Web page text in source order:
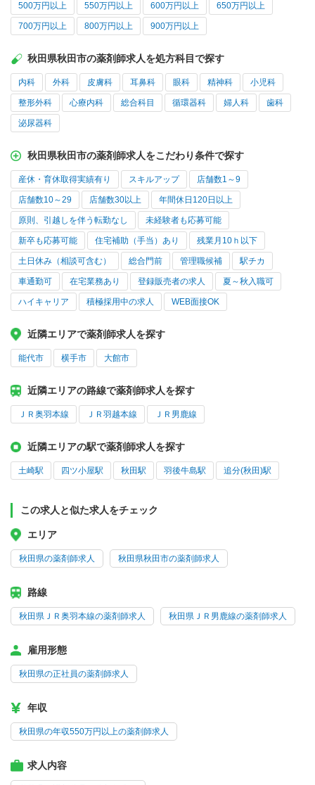
500万円以上 550万円以上 600万円以上 650万円以上
700万円以上 800万円以上 900万円以上
秋田県秋田市の薬剤師求人を処方科目で探す
内科 外科 皮膚科 耳鼻科 眼科 精神科 小児科
整形外科 心療内科 総合科目 循環器科 婦人科 歯科
泌尿器科
秋田県秋田市の薬剤師求人をこだわり条件で探す
産休・育休取得実績有り スキルアップ 店舗数1～9
店舗数10～29 店舗数30以上 年間休日120日以上
原則、引越しを伴う転勤なし 未経験者も応募可能
新卒も応募可能 住宅補助（手当）あり 残業月10ｈ以下
土日休み（相談可含む） 総合門前 管理職候補 駅チカ
車通勤可 在宅業務あり 登録販売者の求人 夏～秋入職可
ハイキャリア 積極採用中の求人 WEB面接OK
近隣エリアで薬剤師求人を探す
能代市 横手市 大館市
近隣エリアの路線で薬剤師求人を探す
ＪＲ奥羽本線 ＪＲ羽越本線 ＪＲ男鹿線
近隣エリアの駅で薬剤師求人を探す
土崎駅 四ツ小屋駅 秋田駅 羽後牛島駅 追分(秋田)駅
この求人と似た求人をチェック
エリア
秋田県の薬剤師求人 秋田県秋田市の薬剤師求人
路線
秋田県ＪＲ奥羽本線の薬剤師求人 秋田県ＪＲ男鹿線の薬剤師求人
雇用形態
秋田県の正社員の薬剤師求人
年収
秋田県の年収550万円以上の薬剤師求人
求人内容